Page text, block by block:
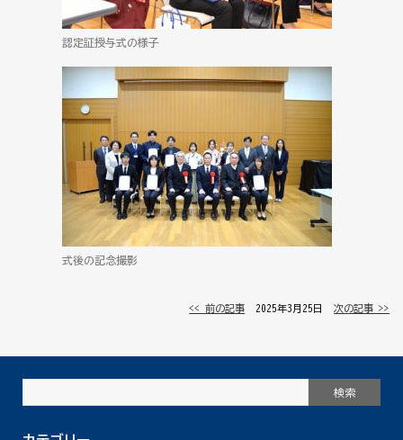
認定証授与式の様子
式後の記念撮影
<< 前の記事 │ 2025年3月25日 │次の記事 >>